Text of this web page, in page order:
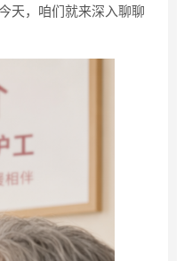
天，咱们就来深入聊聊